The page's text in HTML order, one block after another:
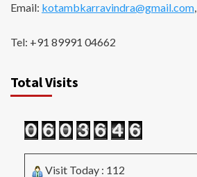
Email: kotambkarravindra@gmail.com,
Tel: +91 89991 04662
Total Visits
Visit Today : 112